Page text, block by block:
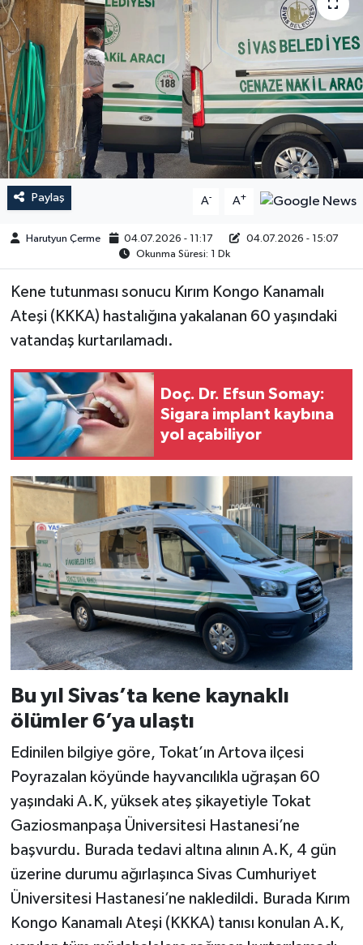
Paylaş A- A+
Harutyun Çerme 04.07.2026 - 11:17
04.07.2026 - 15:07
Okunma Süresi: 1 Dk
Kene tutunması sonucu Kırım Kongo Kanamalı
Ateşi (KKKA) hastalığına yakalanan 60 yaşındaki
vatandaş kurtarılamadı.
Doç. Dr. Efsun Somay:
Sigara implant kaybına
yol açabiliyor
Bu yıl Sivas’ta kene kaynaklı
ölümler 6’ya ulaştı
Edinilen bilgiye göre, Tokat’ın Artova ilçesi
Poyrazalan köyünde hayvancılıkla uğraşan 60
yaşındaki A.K, yüksek ateş şikayetiyle Tokat
Gaziosmanpaşa Üniversitesi Hastanesi’ne
başvurdu. Burada tedavi altına alının A.K, 4 gün
üzerine durumu ağırlaşınca Sivas Cumhuriyet
Üniversitesi Hastanesi’ne nakledildi. Burada Kırım
Kongo Kanamalı Ateşi (KKKA) tanısı konulan A.K,